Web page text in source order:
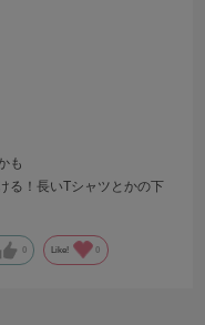
も
る！長いTシャツとかの下
0 Like! 0